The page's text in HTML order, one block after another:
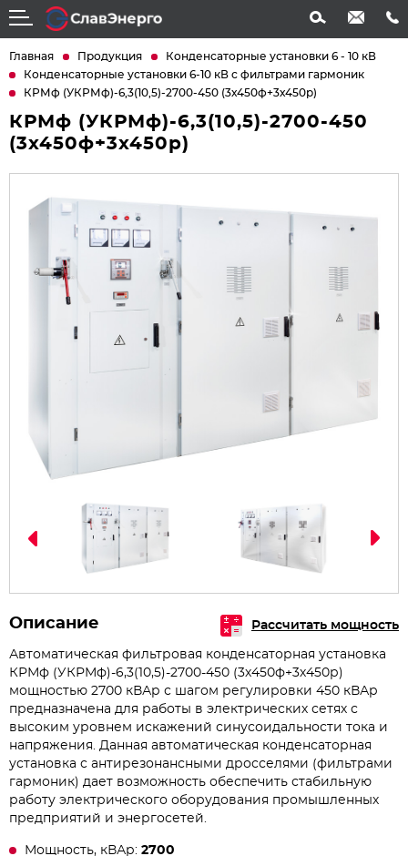
info@slavenergo.com
Главная Продукция
Конденсаторные установки 6 - 10 кВ
Конденсаторные установки 6-10 кВ с фильтрами гармоник
КРМф (УКРМф)-6,3(10,5)-2700-450 (3х450ф+3х450р)
КРМф (УКРМф)-6,3(10,5)-2700-450
(3х450ф+3х450р)
Описание Рассчитать мощность
Автоматическая фильтровая конденсаторная установка
КРМф (УКРМф)-6,3(10,5)-2700-450 (3х450ф+3х450р)
мощностью 2700 кВАр с шагом регулировки 450 кВАр
предназначена для работы в электрических сетях с
высоким уровнем искажений синусоидальности тока и
напряжения. Данная автоматическая конденсаторная
установка с антирезонансными дросселями (фильтрами
гармоник) дает возможность обеспечить стабильную
работу электрического оборудования промышленных
предприятий и энергосетей.
Мощность, кВАр: 2700